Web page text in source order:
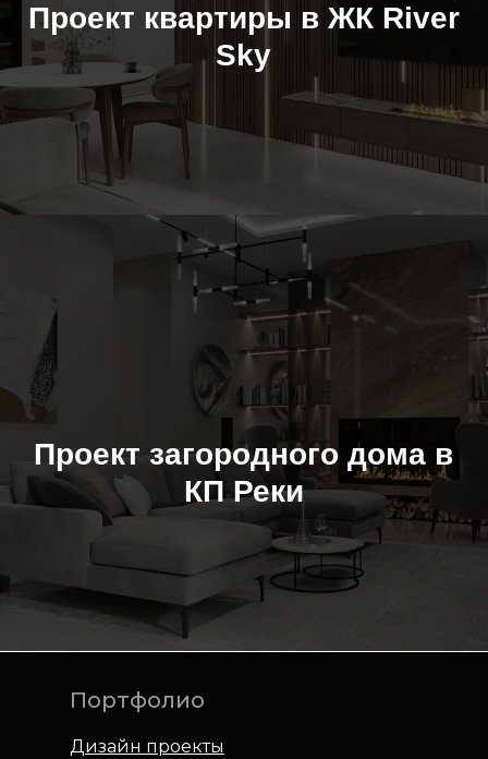
Проект квартиры в ЖК River
Sky
Проект загородного дома в
КП Реки
Портфолио
Дизайн проекты